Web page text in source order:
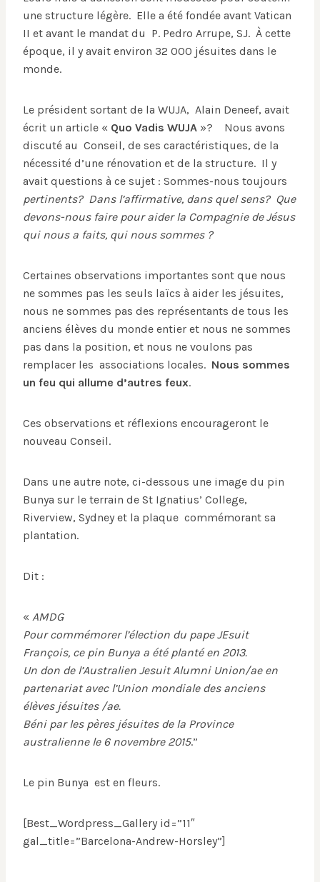
une structure légère. Elle a été fondée avant Vatican
II et avant le mandat du P. Pedro Arrupe, SJ. À cette
époque, il y avait environ 32 000 jésuites dans le
monde.
Le président sortant de la WUJA, Alain Deneef, avait
écrit un article « Quo Vadis WUJA »? Nous avons
discuté au Conseil, de ses caractéristiques, de la
nécessité d’une rénovation et de la structure. Il y
avait questions à ce sujet : Sommes-nous toujours
pertinents? Dans l’affirmative, dans quel sens? Que
devons-nous faire pour aider la Compagnie de Jésus
qui nous a faits, qui nous sommes ?
Certaines observations importantes sont que nous
ne sommes pas les seuls laïcs à aider les jésuites,
nous ne sommes pas des représentants de tous les
anciens élèves du monde entier et nous ne sommes
pas dans la position, et nous ne voulons pas
remplacer les associations locales. Nous sommes
un feu qui allume d’autres feux.
Ces observations et réflexions encourageront le
nouveau Conseil.
Dans une autre note, ci-dessous une image du pin
Bunya sur le terrain de St Ignatius’ College,
Riverview, Sydney et la plaque commémorant sa
plantation.
Dit :
« AMDG
Pour commémorer l’élection du pape JEsuit
François, ce pin Bunya a été planté en 2013.
Un don de l’Australien Jesuit Alumni Union/ae en
partenariat avec l’Union mondiale des anciens
élèves jésuites /ae.
Béni par les pères jésuites de la Province
australienne le 6 novembre 2015.”
Le pin Bunya est en fleurs.
[Best_Wordpress_Gallery id=”11″
gal_title=”Barcelona-Andrew-Horsley”]